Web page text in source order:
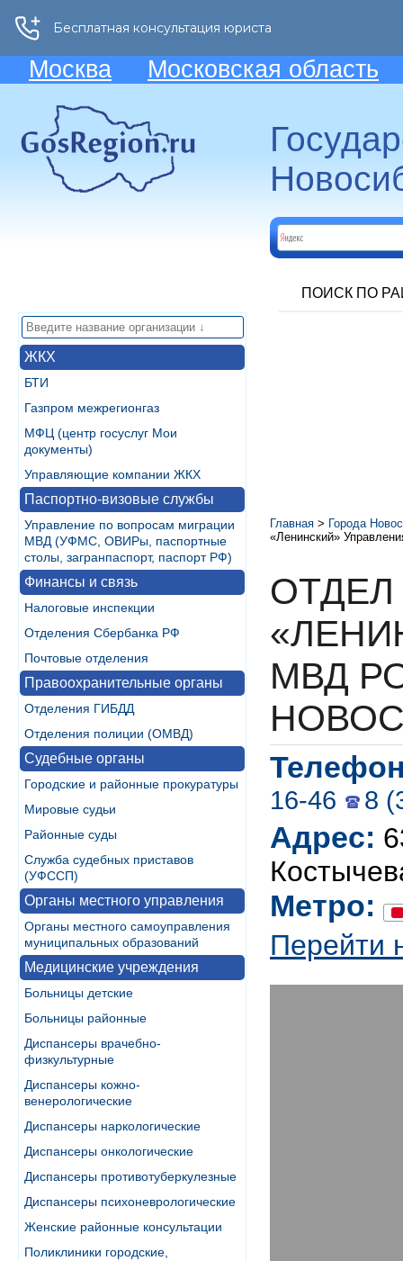
Москва Московская область
ПОИСК ПО
ЖКХ
БТИ
Газпром межрегионгаз
МФЦ (центр госуслуг Мои
документы)
Управляющие компании ЖКХ
Паспортно-визовые службы
Управление по вопросам миграции
МВД (УФМС, ОВИРы, паспортные
столы, загранпаспорт, паспорт РФ)
Финансы и связь
Налоговые инспекции
Отделения Сбербанка РФ
Почтовые отделения
Правоохранительные органы
Отделения ГИБДД
Отделения полиции (ОМВД)
Судебные органы
Городские и районные прокуратуры
Мировые судьи
Районные суды
Служба судебных приставов
(УФССП)
Органы местного управления
Органы местного самоуправления
муниципальных образований
Медицинские учреждения
Больницы детские
Больницы районные
Диспансеры врачебно-
физкультурные
Диспансеры кожно-
венерологические
Диспансеры наркологические
Диспансеры онкологические
Диспансеры противотуберкулезные
Диспансеры психоневрологические
Женские районные консультации
Поликлиники городские,
Главная > Города
«Ленинский»
МВД
16-46 8
Адрес:
Метро:
Перейти